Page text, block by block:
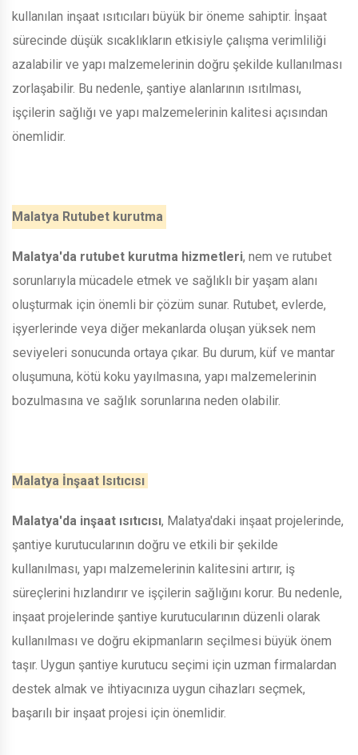
kullanılan inşaat ısıtıcıları büyük bir öneme sahiptir. İnşaat
sürecinde düşük sıcaklıkların etkisiyle çalışma verimliliği
azalabilir ve yapı malzemelerinin doğru şekilde kullanılması
zorlaşabilir. Bu nedenle, şantiye alanlarının ısıtılması,
işçilerin sağlığı ve yapı malzemelerinin kalitesi açısından
önemlidir.
Malatya Rutubet kurutma
Malatya'da rutubet kurutma hizmetleri, nem ve rutubet
sorunlarıyla mücadele etmek ve sağlıklı bir yaşam alanı
oluşturmak için önemli bir çözüm sunar. Rutubet, evlerde,
işyerlerinde veya diğer mekanlarda oluşan yüksek nem
seviyeleri sonucunda ortaya çıkar. Bu durum, küf ve mantar
oluşumuna, kötü koku yayılmasına, yapı malzemelerinin
bozulmasına ve sağlık sorunlarına neden olabilir.
Malatya İnşaat Isıtıcısı
Malatya'da inşaat ısıtıcısı, Malatya'daki inşaat projelerinde,
şantiye kurutucularının doğru ve etkili bir şekilde
kullanılması, yapı malzemelerinin kalitesini artırır, iş
süreçlerini hızlandırır ve işçilerin sağlığını korur. Bu nedenle,
inşaat projelerinde şantiye kurutucularının düzenli olarak
kullanılması ve doğru ekipmanların seçilmesi büyük önem
taşır. Uygun şantiye kurutucu seçimi için uzman firmalardan
destek almak ve ihtiyacınıza uygun cihazları seçmek,
başarılı bir inşaat projesi için önemlidir.